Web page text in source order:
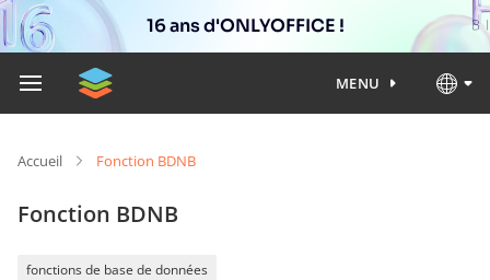
16 ans d'ONLYOFFICE !
MENU
Accueil Fonction BDNB
Fonction BDNB
fonctions de base de données